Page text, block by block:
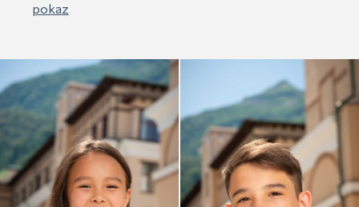
pokaz